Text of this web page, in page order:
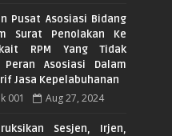
Pusat Asosiasi Bidang
Surat Penolakan Ke
RPM Yang Tidak
Peran Asosiasi Dalam
Jasa Kepelabuhanan
001 Aug 27, 2024
Sesjen, Irjen,